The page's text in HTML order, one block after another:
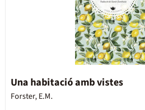
Una habitació amb vistes
Forster, E.M.